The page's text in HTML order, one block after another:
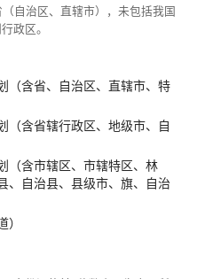
自治区、直辖市），未包括我国
政区。
（含省、自治区、直辖市、特
（含省辖行政区、地级市、自
（含市辖区、市辖特区、林
、自治县、县级市、旗、自治